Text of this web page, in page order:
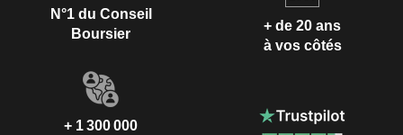
N°1 du Conseil
Boursier
+ de 20 ans
à vos côtés
+ 1 300 000